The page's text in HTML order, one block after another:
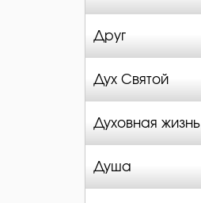
Друг
Дух Святой
Духовная жизнь
Душа